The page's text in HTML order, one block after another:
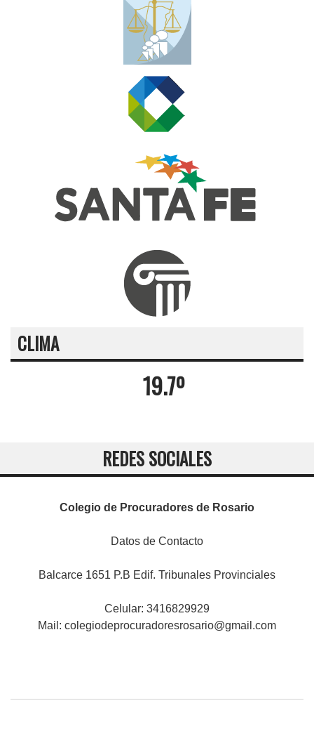
CLIMA
19.7º
REDES SOCIALES
Colegio de Procuradores de Rosario
Datos de Contacto
Balcarce 1651 P.B Edif. Tribunales Provinciales
Celular: 3416829929
Mail: colegiodeprocuradoresrosario@gmail.com